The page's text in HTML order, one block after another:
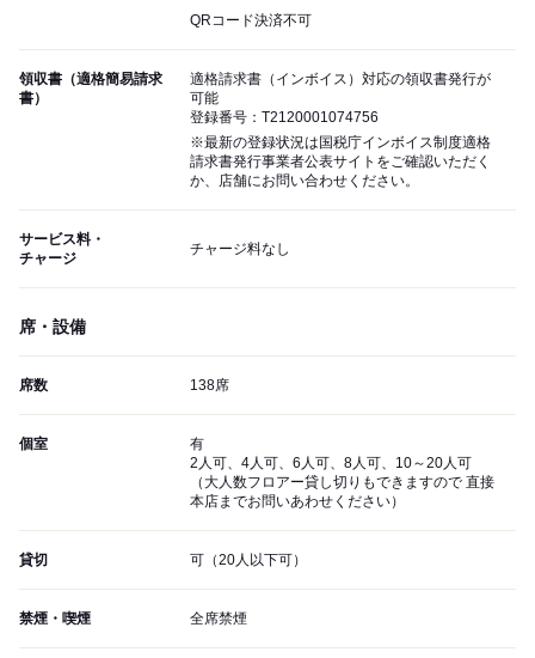
QRコード決済不可
領収書（適格簡易請求
書）
適格請求書（インボイス）対応の領収書発行が
可能
登録番号：T2120001074756
※最新の登録状況は国税庁インボイス制度適格
請求書発行事業者公表サイトをご確認いただく
か、店舗にお問い合わせください。
サービス料・
チャージ
チャージ料なし
席・設備
席数 138席
個室
有
2人可、4人可、6人可、8人可、10～20人可
（大人数フロアー貸し切りもできますので 直接
本店までお問いあわせください）
貸切 可（20人以下可）
禁煙・喫煙 全席禁煙